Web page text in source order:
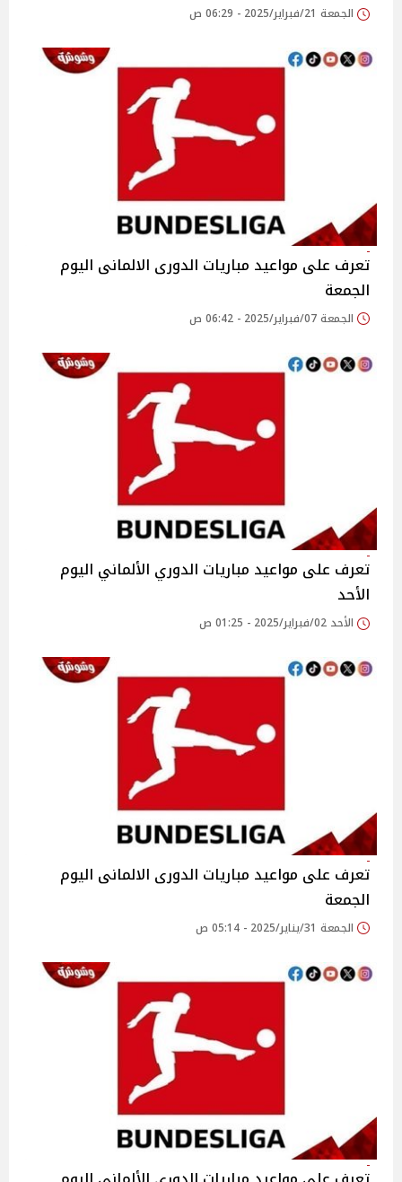
الجمعة 21/فبراير/2025 - 06:29 ص
تعرف على مواعيد مباريات الدورى الالمانى اليوم
الجمعة
الجمعة 07/فبراير/2025 - 06:42 ص
تعرف على مواعيد مباريات الدوري الألماني اليوم
الأحد
الأحد 02/فبراير/2025 - 01:25 ص
تعرف على مواعيد مباريات الدورى الالمانى اليوم
الجمعة
الجمعة 31/يناير/2025 - 05:14 ص